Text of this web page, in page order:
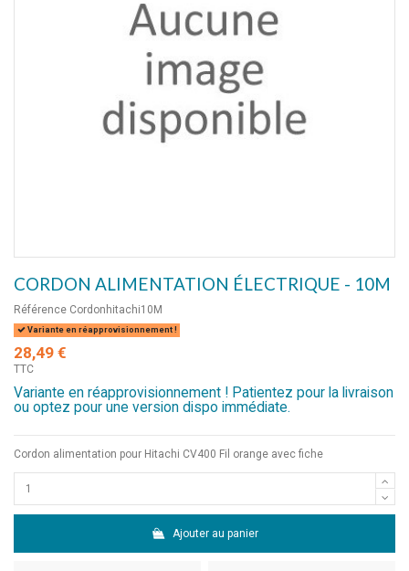
CORDON ALIMENTATION ÉLECTRIQUE - 10M
Référence Cordonhitachi10M
Variante en réapprovisionnement !
28,49 €
TTC
Variante en réapprovisionnement ! Patientez pour la livraison
ou optez pour une version dispo immédiate.
Cordon alimentation pour Hitachi CV400 Fil orange avec fiche
Ajouter au panier